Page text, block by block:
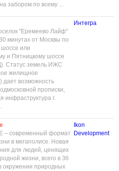
забором по всему ...
"Еремеево Лайф"
минутах от Москвы по
или
и Пятницкому шоссе
Статус земель ИЖС
жилищное
дает возможность
прописки,
инфраструктура г.
Интегра
– современный формат
в мегаполисе. Новая
для людей, ценящих
жизни, всего в 36
окружении природных
Ikon
Development